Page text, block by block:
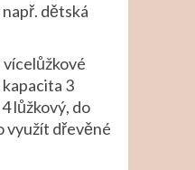
dětská
3
lůžkový, do
využít dřevěné